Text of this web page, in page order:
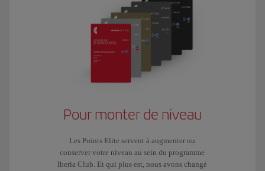
Pour monter de niveau
Les Points Elite servent à augmenter ou
conserver votre niveau au sein du programme
Iberia Club. Et qui plus est, nous avons changé